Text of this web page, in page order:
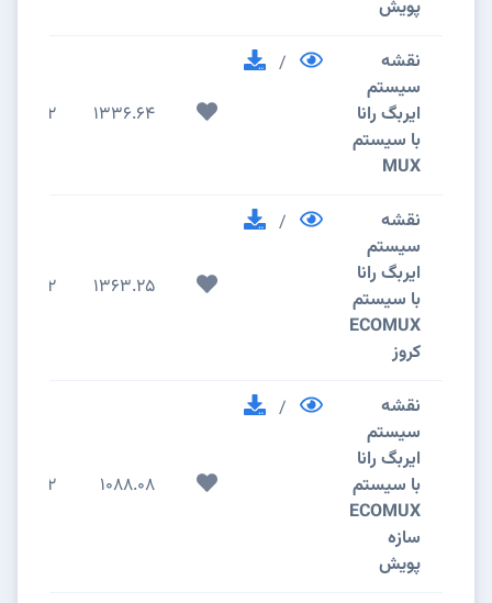
پویش
نقشه
سیستم
ایربگ رانا
با سیستم
MUX
/
1336.64
2
نقشه
سیستم
ایربگ رانا
با سیستم
ECOMUX
کروز
/
1363.25
2
نقشه
سیستم
ایربگ رانا
با سیستم
ECOMUX
سازه
پویش
/
1088.08
2